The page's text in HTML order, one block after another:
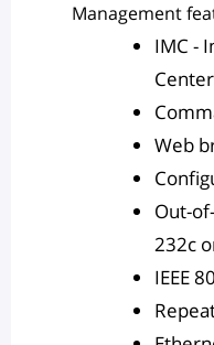
Management
IMC -
Center
Web
Out-
232c
IEEE